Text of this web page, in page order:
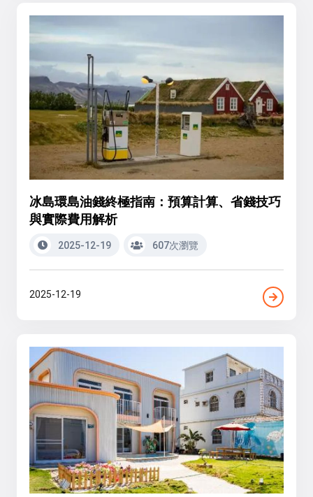
冰島環島油錢終極指南：預算計算、省錢技巧
與實際費用解析
2025-12-19 607次瀏覽
2025-12-19